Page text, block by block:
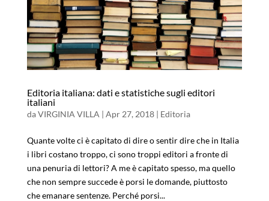
Editoria italiana: dati e statistiche sugli editori
italiani
daVIRGINIA VILLA | Apr 27, 2018| Editoria
Quante volte ci è capitato di dire o sentir dire che in Italia
i libri costano troppo, ci sono troppi editori a fronte di
una penuria di lettori? A me è capitato spesso, ma quello
che non sempre succede è porsi le domande, piuttosto
che emanare sentenze. Perché porsi...